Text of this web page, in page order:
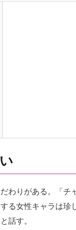
わりがある。「チ
る女性キャラは珍
話す。